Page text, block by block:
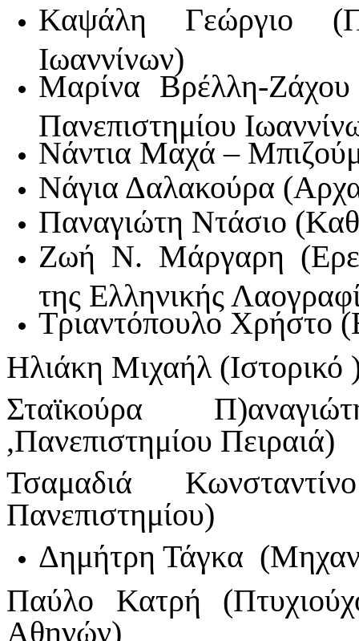
Καψάλη Γεώργιο
Ιωαννίνων)
Μαρίνα Βρέλλη-
Πανεπιστημίου
Νάντια Μαχά –
Νάγια Δαλακούρα
Παναγιώτη Ντάσιο
Ζωή Ν. Μάργαρη
της Ελληνικής
Τριαντόπουλο Χρήστο
Ηλιάκη Μιχαήλ (Ιστορικό
Σταϊκούρα
,Πανεπιστημίου Πειραιά)
Τσαμαδιά
Πανεπιστημίου)
Δημήτρη Τάγκα
Παύλο Κατρή
Αθηνών)